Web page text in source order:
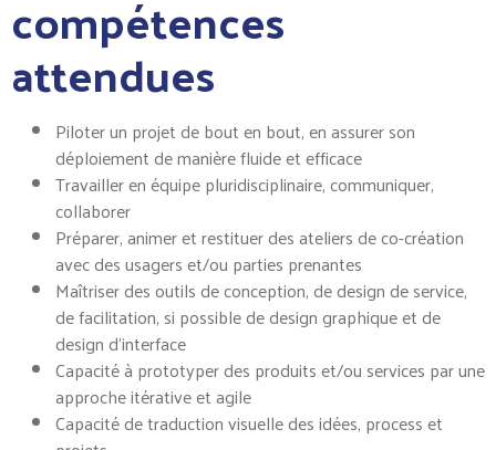
compétences
attendues
Piloter un projet de bout en bout, en assurer son
déploiement de manière fluide et efficace
Travailler en équipe pluridisciplinaire, communiquer,
collaborer
Préparer, animer et restituer des ateliers de co-création
avec des usagers et/ou parties prenantes
Maîtriser des outils de conception, de design de service,
de facilitation, si possible de design graphique et de
design d’interface
Capacité à prototyper des produits et/ou services par une
approche itérative et agile
Capacité de traduction visuelle des idées, process et